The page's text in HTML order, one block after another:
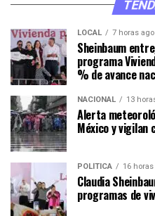
LOCAL 7 horas ago
Sheinbaum
programa
% de avance
NACIONAL 13
Alerta
México y vigilan
POLÍTICA 16
Claudia
programas de